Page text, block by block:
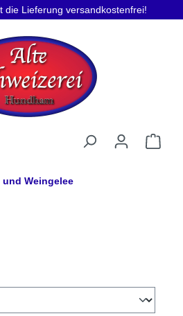
die Lieferung versandkostenfrei!
Weingelee